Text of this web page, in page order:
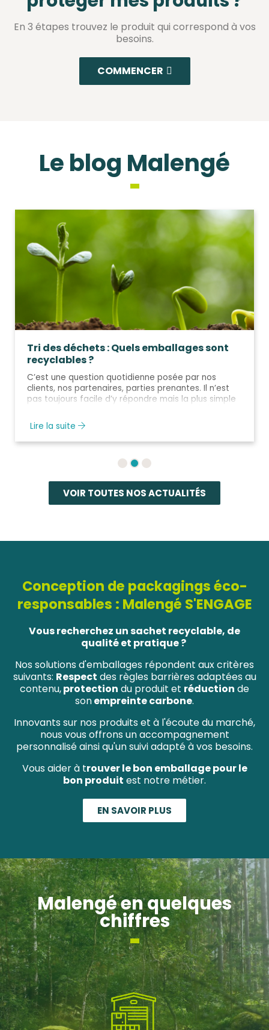
En 3 étapes trouvez le produit qui correspond à vos
besoins.
COMMENCER
Le blog Malengé
Tri des déchets : Quels emballages sont
recyclables ?
C’est une question quotidienne posée par nos
clients, nos partenaires, parties prenantes. Il n’est
pas toujours facile d’y répondre mais la plus simple
Lire la suite
VOIR TOUTES NOS ACTUALITÉS
Conception de packagings éco-
responsables : Malengé S'ENGAGE
Vous recherchez un sachet recyclable, de
qualité et pratique ?
Nos solutions d'emballages répondent aux critères
suivants: Respect des règles barrières adaptées au
contenu,protection du produit et réduction de
sonempreinte carbone.
Innovants sur nos produits et à l'écoute du marché,
nous vous offrons un accompagnement
personnalisé ainsi qu'un suivi adapté à vos besoins.
Vous aider à trouver le bon emballage pour le
bon produit est notre métier.
EN SAVOIR PLUS
Malengé en quelques
chiffres